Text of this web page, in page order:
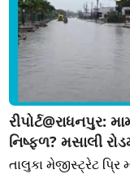
રીપોર્ટ@રાધનપુર:
નિષ્ફળ? મસાલી
કેવો?
તાલુકા મેજીસ્ટ્રેટ